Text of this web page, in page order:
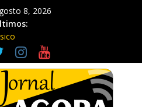
8, 2026
por maus-tratos são presos em
ar livre e educação ambiental
em vários celulares antigos em